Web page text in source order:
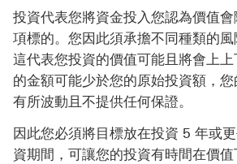
投資代表您將資金投入您認為價值
項標的。您因此須承擔不同種類的風
這代表您投資的價值可能且將會上
的金額可能少於您的原始投資額，
有所波動且不提供任何保證。
因此您必須將目標放在投資 5 年或
資期間，可讓您的投資有時間在價